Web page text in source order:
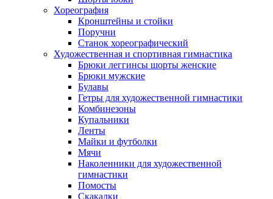
Хореография
Кронштейны и стойки
Поручни
Станок хореографический
Художественная и спортивная гимнастика
Брюки леггинсы шорты женские
Брюки мужские
Булавы
Гетры для художественной гимнастики
Комбинезоны
Купальники
Ленты
Майки и футболки
Мячи
Наколенники для художественной
гимнастики
Помосты
Скакалки